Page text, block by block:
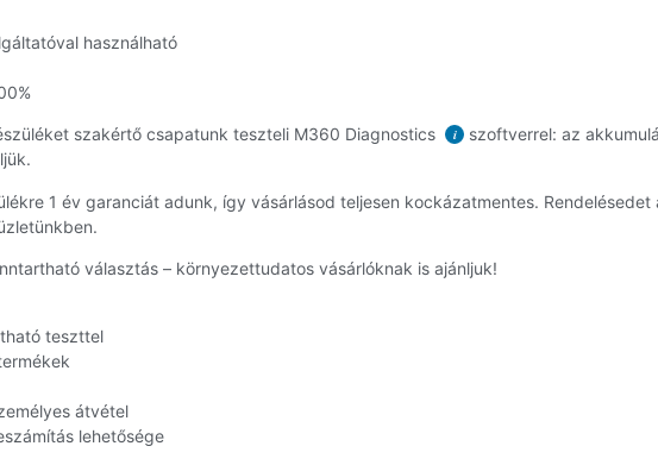
használható
szakértő csapatunk teszteli M360 Diagnostics i
szoftverrel: az
1 év garanciát adunk, így vásárlásod teljesen kockázatmentes.
választás – környezettudatos vásárlóknak is ajánljuk!
teszttel
átvétel
lehetősége